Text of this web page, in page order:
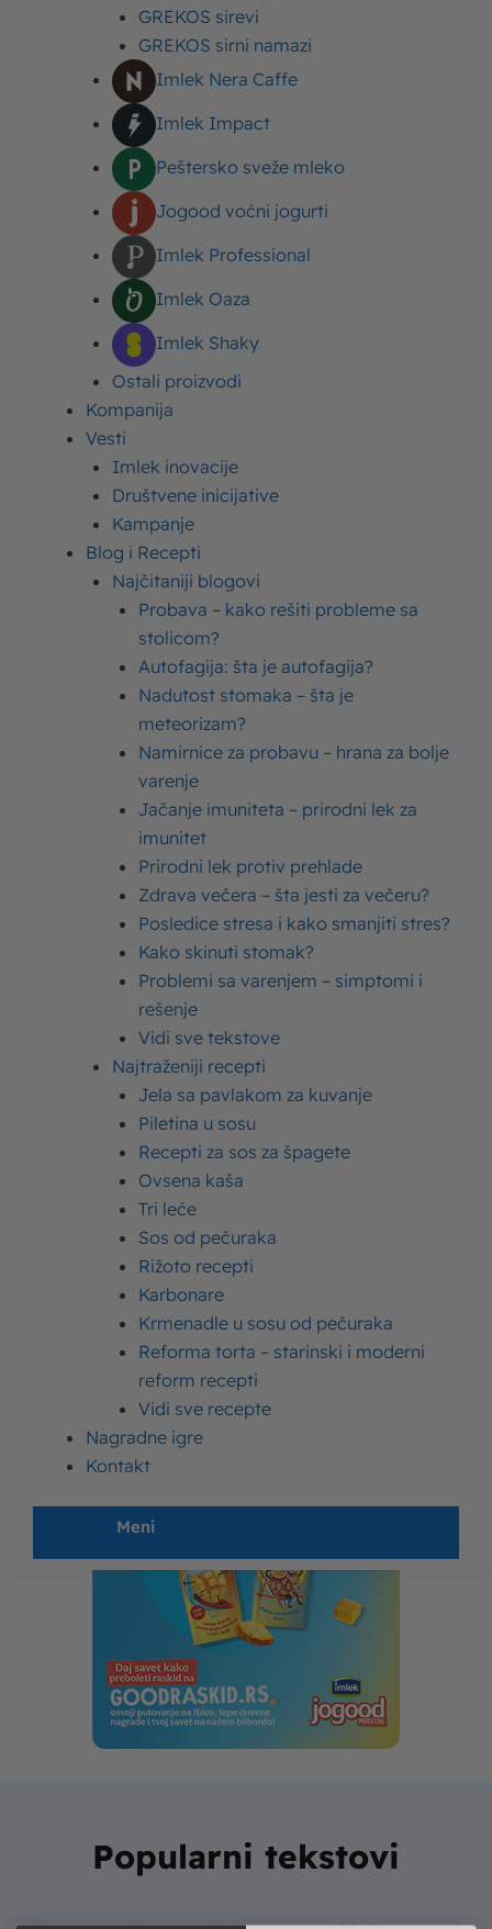
GREKOS sirevi
GREKOS sirni namazi
Imlek Nera Caffe
Imlek Impact
Peštersko sveže mleko
Jogood voćni jogurti
Imlek Professional
Imlek Oaza
Imlek Shaky
Ostali proizvodi
Kompanija
Vesti
Imlek inovacije
Društvene inicijative
Kampanje
Blog i Recepti
Najčitaniji blogovi
Probava – kako rešiti probleme sa
stolicom?
Autofagija: šta je autofagija?
Nadutost stomaka – šta je
meteorizam?
Namirnice za probavu – hrana za bolje
varenje
Jačanje imuniteta – prirodni lek za
imunitet
Prirodni lek protiv prehlade
Zdrava večera – šta jesti za večeru?
Posledice stresa i kako smanjiti stres?
Kako skinuti stomak?
Problemi sa varenjem – simptomi i
rešenje
Vidi sve tekstove
Najtraženiji recepti
Jela sa pavlakom za kuvanje
Piletina u sosu
Recepti za sos za špagete
Ovsena kaša
Tri leće
Sos od pečuraka
Rižoto recepti
Karbonare
Krmenadle u sosu od pečuraka
Reforma torta – starinski i moderni
reform recepti
Vidi sve recepte
Nagradne igre
Kontakt
Meni
Izdvojeni proizvodi
Slatka pavlaka Moja Kravica
Kisela pavlaka Moja Kravica
Jogurt Moja Kravica
Mleko Moja Kravica
Najčitanije
Sutlijaš – recepti za sutlijaš fantastičnog
Palačinke recept – kako se prave ukusni
filovi i smesa za palačinke
Ugljeni hidrati – šta su ugljeni hidrati u hrani i
koja je njihova uloga
Proteini – šta su proteini i zašto su važni za
organizam?
Popularni tekstovi